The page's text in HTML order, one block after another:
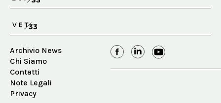
Archivio News
Chi Siamo
Contatti
Note Legali
Privacy